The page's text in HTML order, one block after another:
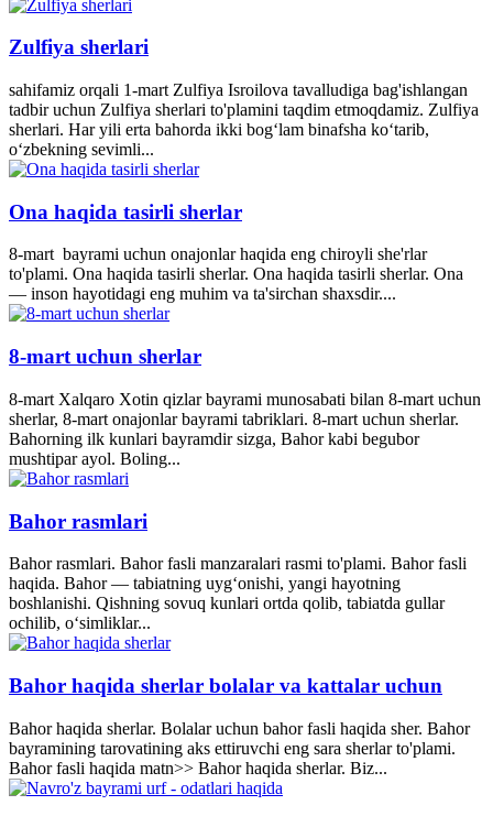
Zulfiya sherlari
sahifamiz orqali 1-mart Zulfiya Isroilova tavalludiga bag'ishlangan
tadbir uchun Zulfiya sherlari to'plamini taqdim etmoqdamiz. Zulfiya
sherlari. Har yili erta bahorda ikki bogʻlam binafsha koʻtarib,
oʻzbekning sevimli...
Ona haqida tasirli sherlar
8-mart bayrami uchun onajonlar haqida eng chiroyli she'rlar
to'plami. Ona haqida tasirli sherlar. Ona haqida tasirli sherlar. Ona
— inson hayotidagi eng muhim va ta'sirchan shaxsdir....
8-mart uchun sherlar
8-mart Xalqaro Xotin qizlar bayrami munosabati bilan 8-mart uchun
sherlar, 8-mart onajonlar bayrami tabriklari. 8-mart uchun sherlar.
Bahorning ilk kunlari bayramdir sizga, Bahor kabi begubor
mushtipar ayol. Boling...
Bahor rasmlari
Bahor rasmlari. Bahor fasli manzaralari rasmi to'plami. Bahor fasli
haqida. Bahor — tabiatning uyg‘onishi, yangi hayotning
boshlanishi. Qishning sovuq kunlari ortda qolib, tabiatda gullar
ochilib, o‘simliklar...
Bahor haqida sherlar bolalar va kattalar uchun
Bahor haqida sherlar. Bolalar uchun bahor fasli haqida sher. Bahor
bayramining tarovatining aks ettiruvchi eng sara sherlar to'plami.
Bahor fasli haqida matn>> Bahor haqida sherlar. Biz...